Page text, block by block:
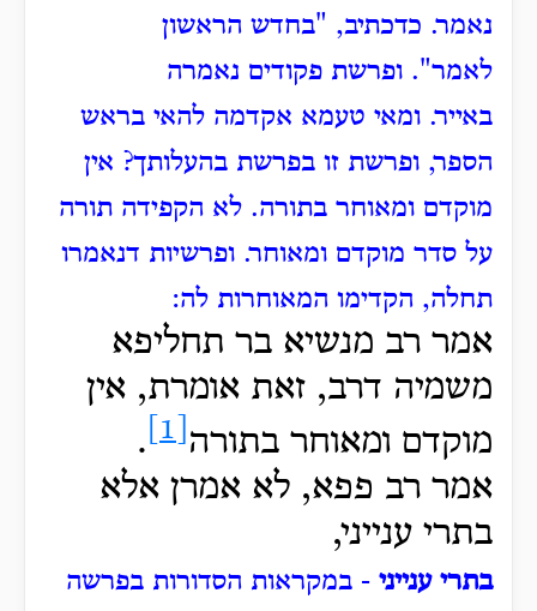
נאמר. כדכתיב, "בחדש הראשון
לאמר". ופרשת פקודים נאמרה
באייר. ומאי טעמא אקדמה להאי בראש
הספר, ופרשת זו בפרשת בהעלותך? אין
מוקדם ומאוחר בתורה. לא הקפידה תורה
על סדר מוקדם ומאוחר. ופרשיות דנאמרו
תחלה, הקדימו המאוחרות לה:
אמר רב מנשיא בר תחליפא
משמיה דרב, זאת אומרת, אין
מוקדם ומאוחר בתורה
.
אמר רב פפא, לא אמרן אלא
בתרי ענייני,
בתרי ענייני - במקראות הסדורות בפרשה